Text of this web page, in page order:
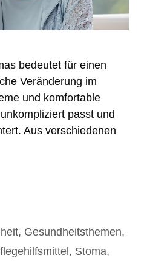
bedeutet für einen
Veränderung im
und komfortable
passt und
Aus verschiedenen
, Gesundheitsthemen,
, Stoma,